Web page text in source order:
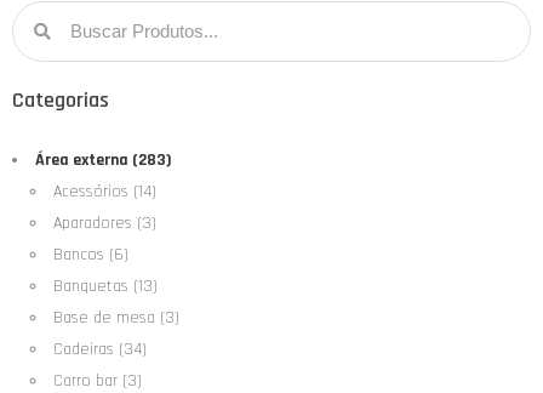
Categorias
Área externa (283)
Acessórios (14)
Aparadores (3)
Bancos (6)
Banquetas (13)
Base de mesa (3)
Cadeiras (34)
Carro bar (3)